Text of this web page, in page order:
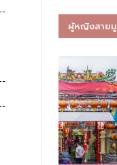
ผู้หญิงสายมู